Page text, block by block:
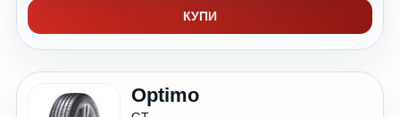
КУПИ
Optimo